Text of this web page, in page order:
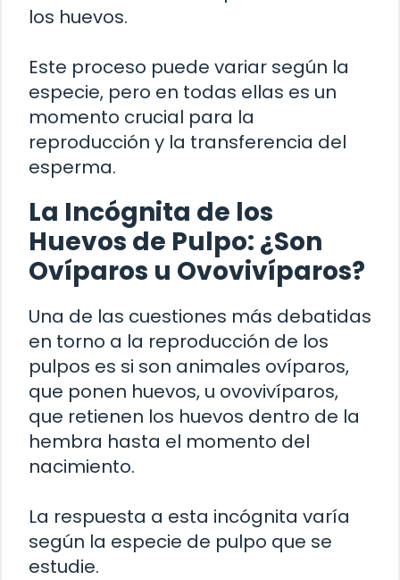
los huevos.
Este proceso puede variar según la
especie, pero en todas ellas es un
momento crucial para la
reproducción y la transferencia del
esperma.
La Incógnita de los
Huevos de Pulpo: ¿Son
Ovíparos u Ovovivíparos?
Una de las cuestiones más debatidas
en torno a la reproducción de los
pulpos es si son animales ovíparos,
que ponen huevos, u ovovivíparos,
que retienen los huevos dentro de la
hembra hasta el momento del
nacimiento.
La respuesta a esta incógnita varía
según la especie de pulpo que se
estudie.